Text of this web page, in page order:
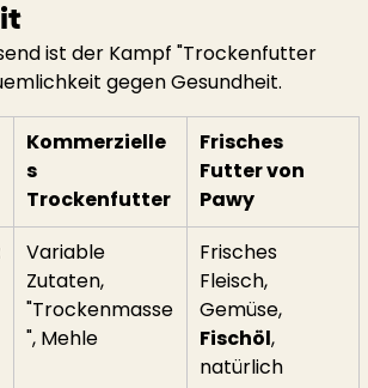
ist der Kampf "Trockenfutter
gegen Gesundheit.
Kommerzielle
s
Trockenfutter
Frisches
Futter von
Pawy
Variable
Zutaten,
"Trockenmasse
", Mehle
Frisches
Fleisch,
Gemüse,
Fischöl,
natürlich